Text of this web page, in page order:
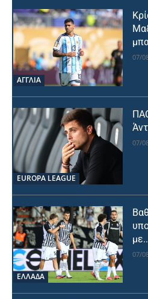
ΑΓΓΛΙΑ
07/
EUROPA LEAGUE
07/
ΕΛΛΑΔΑ
07/